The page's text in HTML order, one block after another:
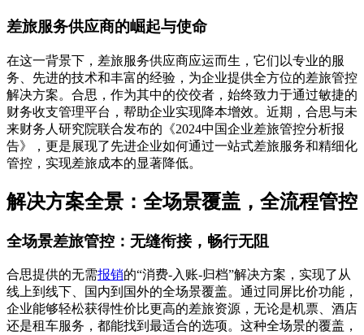
差旅服务供应商的崛起与使命
在这一背景下，差旅服务供应商应运而生，它们以专业的服
务、先进的技术和丰富的经验，为企业提供全方位的差旅管控
解决方案。合思，作为其中的佼佼者，始终致力于通过敏捷的
财务收支管理平台，帮助企业实现降本增效。近期，合思与未
来财务人研究院联合发布的《2024中国企业差旅管控分析报
告》，更是展现了先进企业如何通过一站式差旅服务和精细化
管控，实现差旅成本的显著降低。
解决方案全景：全场景覆盖，全流程管控
全场景差旅管控：无缝衔接，畅行无阻
合思提供的无需报销的“消费-入账-归档”解决方案，实现了从
线上到线下、国内到国外的全场景覆盖。通过同屏比价功能，
企业能够轻松获得性价比更高的差旅资源，无论是机票、酒店
还是租车服务，都能找到最适合的选项。这种全场景的覆盖，